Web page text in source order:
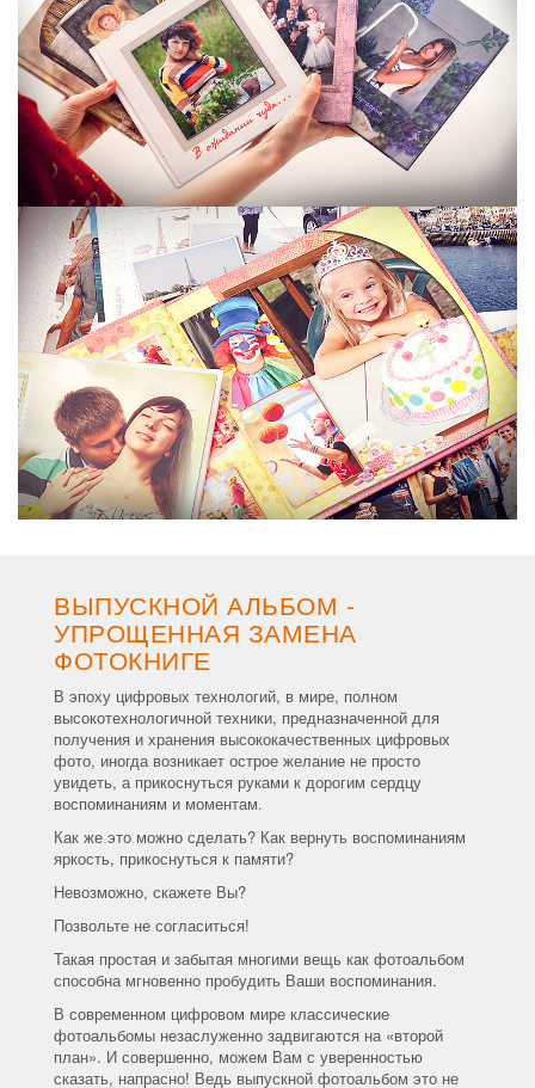
ВЫПУСКНОЙ АЛЬБОМ -
УПРОЩЕННАЯ ЗАМЕНА
ФОТОКНИГЕ
В эпоху цифровых технологий, в мире, полном
высокотехнологичной техники, предназначенной для
получения и хранения высококачественных цифровых
фото, иногда возникает острое желание не просто
увидеть, а прикоснуться руками к дорогим сердцу
воспоминаниям и моментам.
Как же это можно сделать? Как вернуть воспоминаниям
яркость, прикоснуться к памяти?
Невозможно, скажете Вы?
Позвольте не согласиться!
Такая простая и забытая многими вещь как фотоальбом
способна мгновенно пробудить Ваши воспоминания.
В современном цифровом мире классические
фотоальбомы незаслуженно задвигаются на «второй
план». И совершенно, можем Вам с уверенностью
сказать, напрасно! Ведь выпускной фотоальбом это не